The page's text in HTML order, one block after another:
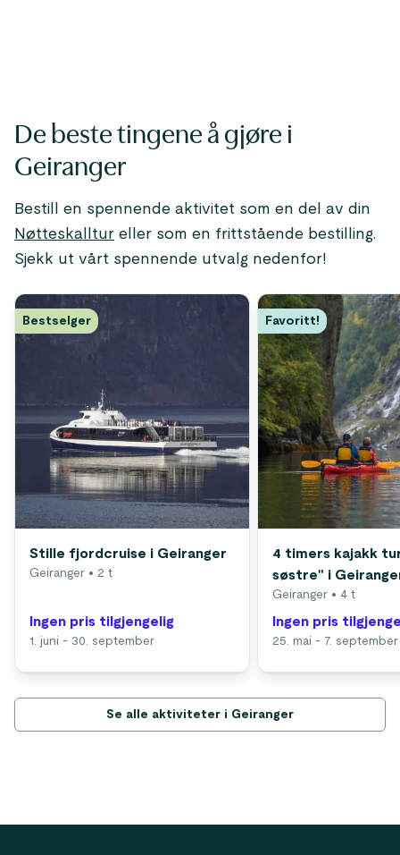
De beste tingene å gjøre i
Geiranger
Bestill en spennende aktivitet som en del av din
Nøtteskalltur eller som en frittstående bestilling.
Sjekk ut vårt spennende utvalg nedenfor!
Bestselger
Stille fjordcruise i Geiranger
Geiranger • 2 t
Ingen pris tilgjengelig
1. juni - 30. september
Favoritt!
4 timers kajakk
søstre" i
Geiranger • 4 t
Ingen pris
25. mai - 7. september
Se alle aktiviteter i Geiranger